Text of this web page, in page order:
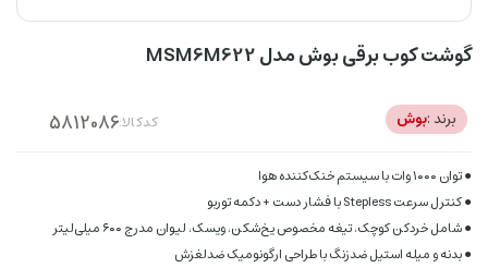
گوشت کوب برقی بوش مدل MSM6M622
برند :بوش کدکالا:
● توان ۱۰۰۰ وات با سیستم خنک‌کننده هوا
● کنترل سرعت Stepless با فشار دست + دکمه توربو
● شامل خردکن کوچک، تیغه مخصوص یخ‌شکن، ویسک، لیوان مدرج ۶۰۰ میلی‌لیتر
● بدنه و میله استیل ضدزنگ با طراحی ارگونومیک ضدلغزش